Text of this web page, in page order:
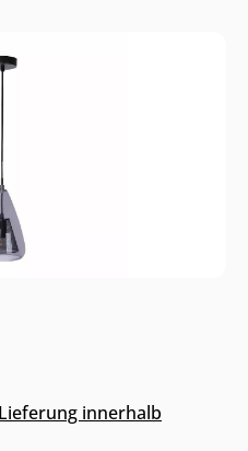
innerhalb